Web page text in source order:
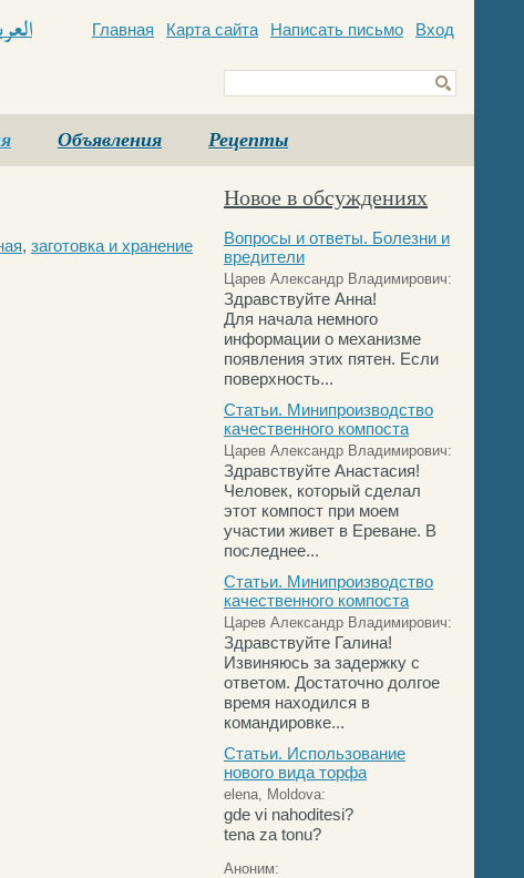
Главная Карта сайта Написать письмо Вход
Объявления Рецепты
, заготовка и хранение
Новое в обсуждениях
Вопросы и ответы. Болезни и
вредители
Царев Александр Владимирович:
Здравствуйте Анна!
Для начала немного
информации о механизме
появления этих пятен. Если
поверхность...
Статьи. Минипроизводство
качественного компоста
Царев Александр Владимирович:
Здравствуйте Анастасия!
Человек, который сделал
этот компост при моем
участии живет в Ереване. В
последнее...
Статьи. Минипроизводство
качественного компоста
Царев Александр Владимирович:
Здравствуйте Галина!
Извиняюсь за задержку с
ответом. Достаточно долгое
время находился в
командировке...
Статьи. Использование
нового вида торфа
elena, Moldova:
gde vi nahoditesi?
tena za tonu?
Аноним: